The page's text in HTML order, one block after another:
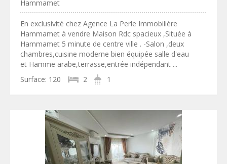
Hammamet
En exclusivité chez Agence La Perle Immobilière
Hammamet à vendre Maison Rdc spacieux ,Située à
Hammamet 5 minute de centre ville . -Salon ,deux
chambres,cuisine moderne bien équipée salle d'eau
et Hamme arabe,terrasse,entrée indépendant ...
Surface: 120 2 1